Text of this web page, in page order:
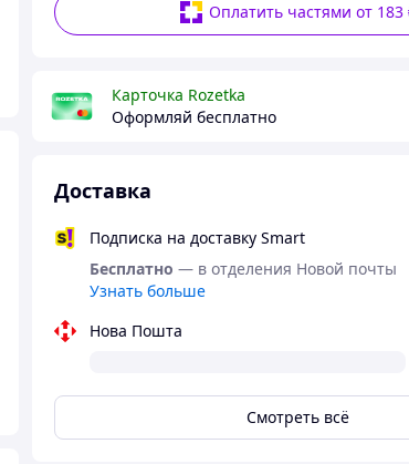
Оплатить частями от 183
Карточка Rozetka
Оформляй бесплатно
Доставка
Подписка на доставку Smart
Бесплатно — в отделения Новой почты
Узнать больше
Нова Пошта
Смотреть всё